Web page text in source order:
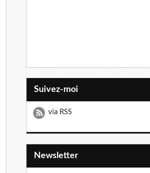
Suivez-moi
via RSS
Newsletter